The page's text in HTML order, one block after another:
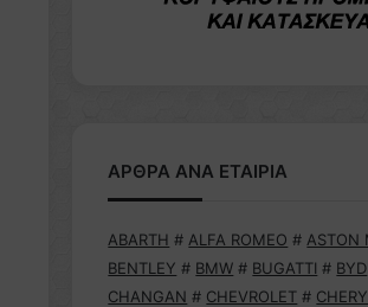
ΑΡΘΡΑ ΑΝΑ ΕΤΑΙΡΙΑ
ABARTH # ALFA ROMEO # ASTON
BENTLEY # BMW # BUGATTI # BYD
CHANGAN # CHEVROLET # CHERY